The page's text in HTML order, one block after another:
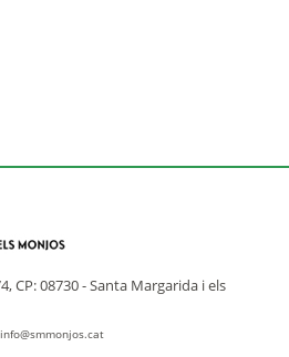
CP: 08730 - Santa Margarida i els
info@smmonjos.cat